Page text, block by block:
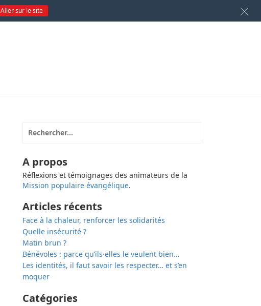
A propos
Réflexions et témoignages des animateurs de la
Mission populaire évangélique.
Articles récents
Face à la chaleur, renforcer les solidarités
Quelle insécurité ?
Matin brun ?
Bénévoles : parce qu’ils·elles le veulent bien…
Les identités, il faut savoir les respecter… et s’en
moquer
Catégories
Aller sur le site